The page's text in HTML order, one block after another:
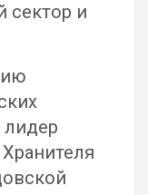
сектор и
лидер